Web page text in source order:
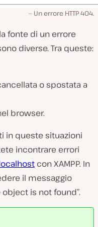
Un errore HTTP 404.
fonte di un errore
diverse. Tra queste:
o spostata a
browser.
in queste situazioni
incontrare errori
con XAMPP. In
il messaggio
is not found”.